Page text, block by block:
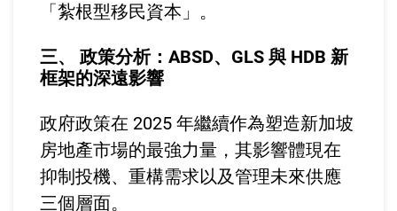
「紮根型移民資本」。
三、 政策分析：ABSD、GLS 與 HDB 新
框架的深遠影響
政府政策在 2025 年繼續作為塑造新加坡
房地產市場的最強力量，其影響體現在
抑制投機、重構需求以及管理未來供應
三個層面。